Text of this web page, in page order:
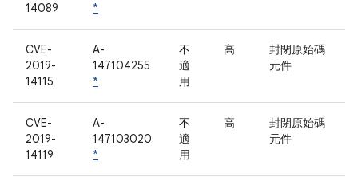
14089
*
CVE-
2019-
14115
A-
147104255
*
不
適
用
高
封閉原始碼
元件
CVE-
2019-
14119
A-
147103020
*
不
適
用
高
封閉原始碼
元件